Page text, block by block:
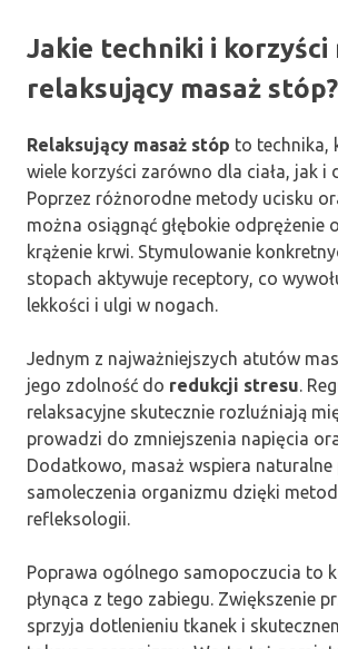
Jakie techniki i korzyści
relaksujący masaż stóp?
Relaksujący masaż stóp to technika,
wiele korzyści zarówno dla ciała, jak i
Poprzez różnorodne metody ucisku
można osiągnąć głębokie odprężenie
krążenie krwi. Stymulowanie
stopach aktywuje receptory, co
lekkości i ulgi w nogach.
Jednym z najważniejszych atutów
jego zdolność do redukcji stresu.
relaksacyjne skutecznie rozluźniają
prowadzi do zmniejszenia napięcia
Dodatkowo, masaż wspiera naturalne
samoleczenia organizmu dzięki
refleksologii.
Poprawa ogólnego samopoczucia to
płynąca z tego zabiegu. Zwiększenie
sprzyja dotlenieniu tkanek i